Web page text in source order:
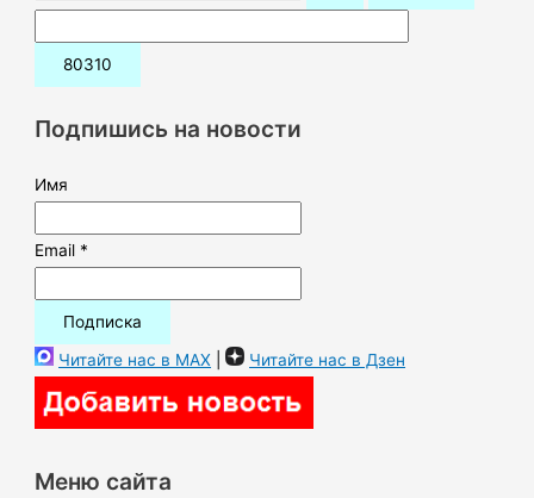
о
и
:Подпишись на новости
Имя
Email *
Читайте нас в MAX | Читайте нас в Дзен
Меню сайта